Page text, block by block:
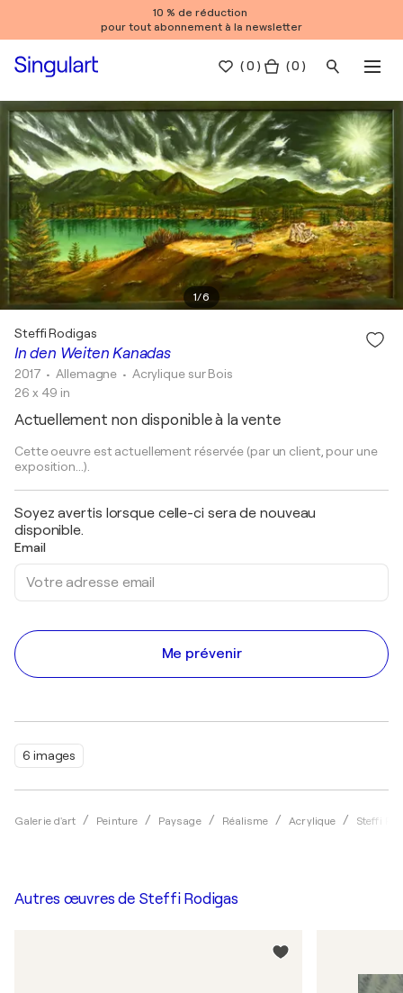
10 % de réduction
pour tout abonnement à la newsletter
(0 ) ( 0 )
1/6
6 images
Galerie d'art Peinture Paysage Réalisme Acrylique Steffi
In den Weiten Kanadas
Steffi Rodigas
2017 • Allemagne • Acrylique sur Bois
26 x 49 in
Actuellement non disponible à la vente
Cette oeuvre est actuellement réservée (par un client, pour une
exposition...).
Soyez avertis lorsque celle-ci sera de nouveau
disponible.
Email
Me prévenir
Autres œuvres de Steffi Rodigas